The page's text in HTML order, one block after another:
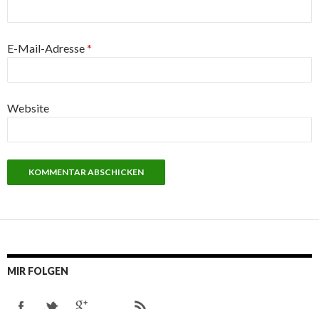
E-Mail-Adresse*
Website
MIR FOLGEN